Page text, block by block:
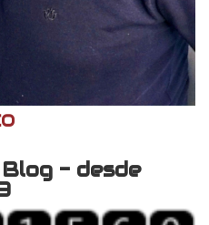
- desde